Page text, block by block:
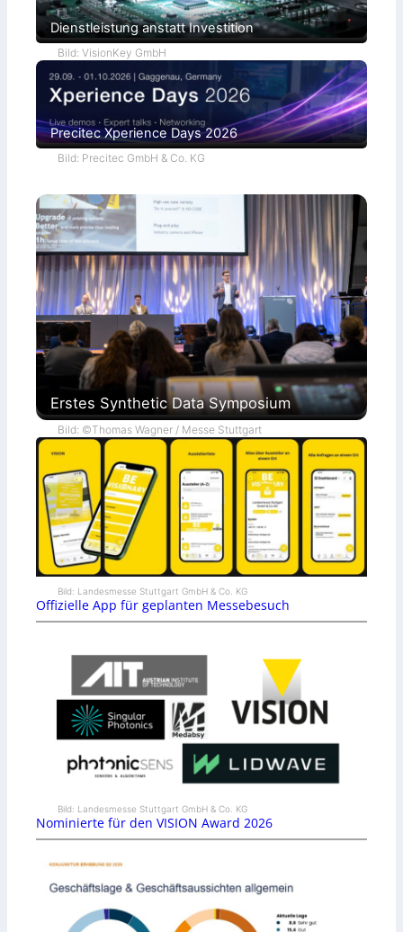
t
r
a
Dienstleistung anstatt Investition
Bild: VisionKey GmbH
Precitec Xperience Days 2026
Bild: Precitec GmbH & Co. KG
Erstes Synthetic Data Symposium
Bild: ©Thomas Wagner / Messe Stuttgart
Bild: Landesmesse Stuttgart GmbH & Co. KG
Offizielle App für geplanten Messebesuch
Bild: Landesmesse Stuttgart GmbH & Co. KG
Nominierte für den VISION Award 2026